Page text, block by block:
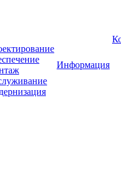
Информация